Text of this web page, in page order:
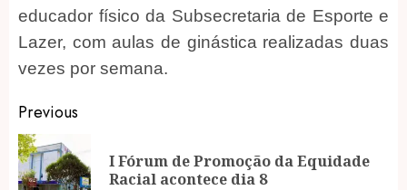
educador físico da Subsecretaria de Esporte e
Lazer, com aulas de ginástica realizadas duas
vezes por semana.
Post
navigation
Previous
I Fórum de Promoção da Equidade
Racial acontece dia 8